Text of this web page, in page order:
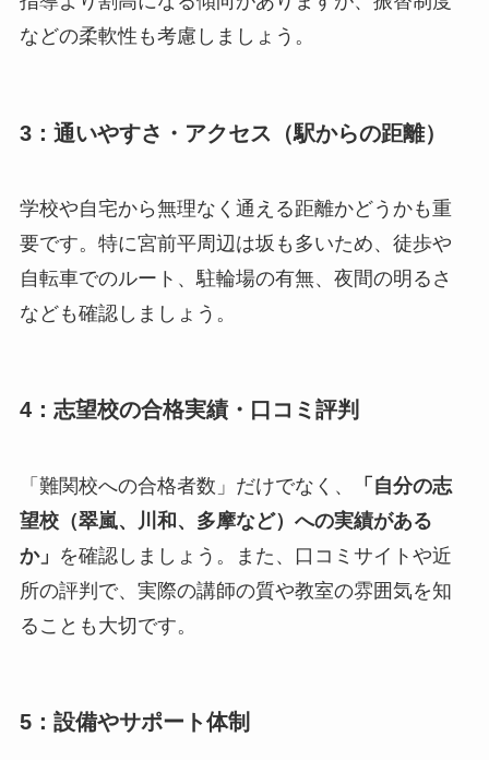
などの柔軟性も考慮しましょう。
3：通いやすさ・アクセス（駅からの距離）
学校や自宅から無理なく通える距離かどうかも重
要です。特に宮前平周辺は坂も多いため、徒歩や
自転車でのルート、駐輪場の有無、夜間の明るさ
なども確認しましょう。
4：志望校の合格実績・口コミ評判
「難関校への合格者数」だけでなく、
「自分の志
望校（翠嵐、川和、多摩など）への実績がある
か」 を確認しましょう。また、口コミサイトや近
所の評判で、実際の講師の質や教室の雰囲気を知
ることも大切です。
5：設備やサポート体制